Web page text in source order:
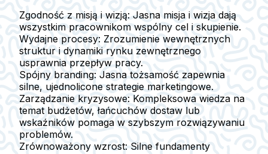
Zgodność z misją i wizją: Jasna misja i wizja dają
wszystkim pracownikom wspólny cel i skupienie.
Wydajne procesy: Zrozumienie wewnętrznych
struktur i dynamiki rynku zewnętrznego
usprawnia przepływ pracy.
Spójny branding: Jasna tożsamość zapewnia
silne, ujednolicone strategie marketingowe.
Zarządzanie kryzysowe: Kompleksowa wiedza na
temat budżetów, łańcuchów dostaw lub
wskaźników pomaga w szybszym rozwiązywaniu
problemów.
Zrównoważony wzrost: Silne fundamenty